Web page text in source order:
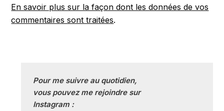
En savoir plus sur la façon dont les données de vos
commentaires sont traitées.
Pour me suivre au quotidien,
vous pouvez me rejoindre sur
Instagram :